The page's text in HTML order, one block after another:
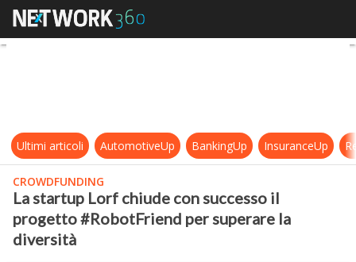
La startup Lorf chiude con
Ultimi articoli AutomotiveUp BankingUp InsuranceUp
CROWDFUNDING
La startup Lorf chiude con successo il
progetto #RobotFriend per superare la
diversità